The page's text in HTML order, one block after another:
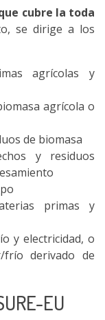
cubre la toda
se dirige a los
agrícolas y
agrícola o
de biomasa
y residuos
primas y
y electricidad, o
frío derivado de
EU